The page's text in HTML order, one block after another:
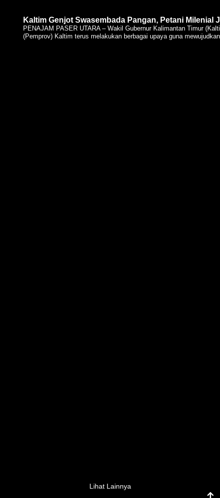
Kaltim Genjot Swasembada Pangan, Petani Milenial
PENAJAM PASER UTARA – Wakil Gubernur Kalimantan Timur
(Pemprov) Kaltim terus melakukan berbagai upaya guna
Lihat Lainnya